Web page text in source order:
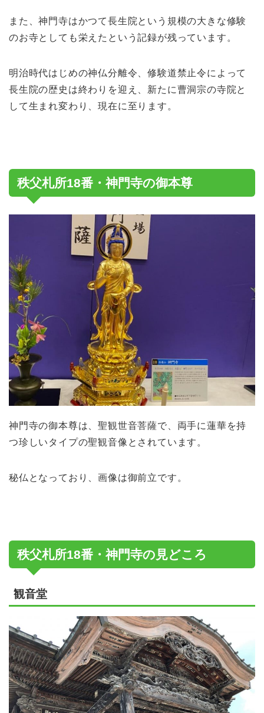
また、神門寺はかつて長生院という規模の大きな修験
のお寺としても栄えたという記録が残っています。
明治時代はじめの神仏分離令、修験道禁止令によって
長生院の歴史は終わりを迎え、新たに曹洞宗の寺院と
して生まれ変わり、現在に至ります。
秩父札所18番・神門寺の御本尊
神門寺の御本尊は、聖観世音菩薩で、両手に蓮華を持
つ珍しいタイプの聖観音像とされています。
秘仏となっており、画像は御前立です。
秩父札所18番・神門寺の見どころ
観音堂